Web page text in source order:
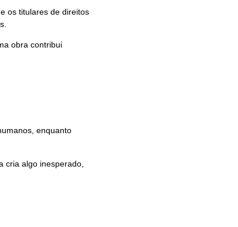
os titulares de direitos
obra contribui
enquanto
cria algo inesperado,